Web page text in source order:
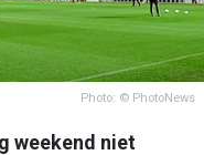
Photo: © PhotoNews
weekend niet